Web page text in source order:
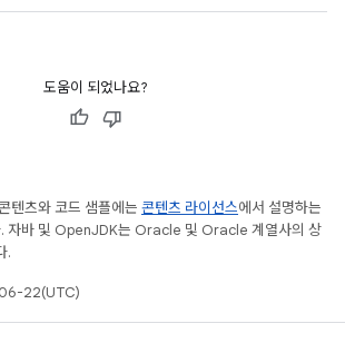
도움이 되었나요?
텐츠와 코드 샘플에는 콘텐츠 라이선스에서 설명하는
. 자바 및 OpenJDK는 Oracle 및 Oracle 계열사의 상
.
22(UTC)